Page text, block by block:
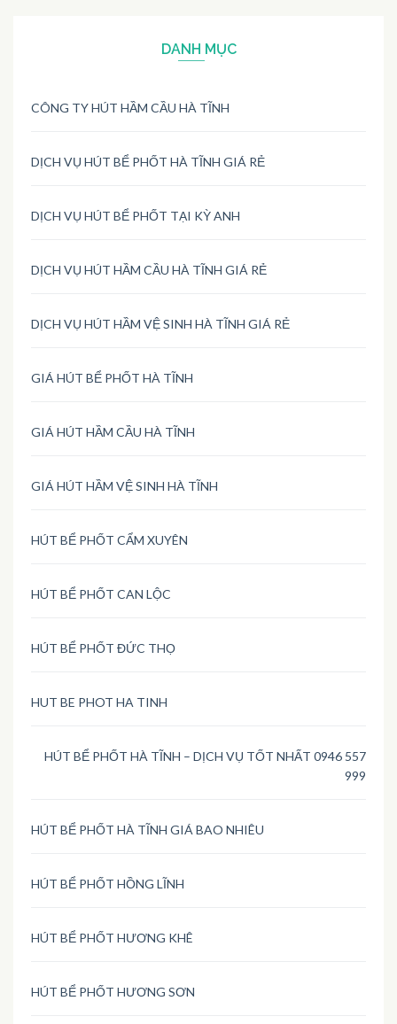
DANH MỤC
CÔNG TY HÚT HẦM CẦU HÀ TĨNH
DỊCH VỤ HÚT BỂ PHỐT HÀ TĨNH GIÁ RẺ
DỊCH VỤ HÚT BỂ PHỐT TẠI KỲ ANH
DỊCH VỤ HÚT HẦM CẦU HÀ TĨNH GIÁ RẺ
DỊCH VỤ HÚT HẦM VỆ SINH HÀ TĨNH GIÁ RẺ
GIÁ HÚT BỂ PHỐT HÀ TĨNH
GIÁ HÚT HẦM CẦU HÀ TĨNH
GIÁ HÚT HẦM VỆ SINH HÀ TĨNH
HÚT BỂ PHỐT CẨM XUYÊN
HÚT BỂ PHỐT CAN LỘC
HÚT BỂ PHỐT ĐỨC THỌ
HUT BE PHOT HA TINH
HÚT BỂ PHỐT HÀ TĨNH – DỊCH VỤ TỐT NHẤT 0946 557
999
HÚT BỂ PHỐT HÀ TĨNH GIÁ BAO NHIÊU
HÚT BỂ PHỐT HỒNG LĨNH
HÚT BỂ PHỐT HƯƠNG KHÊ
HÚT BỂ PHỐT HƯƠNG SƠN